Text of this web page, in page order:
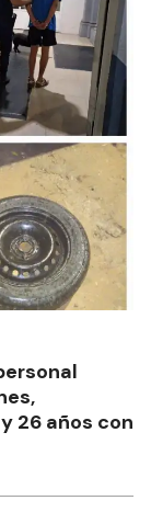
26 años con